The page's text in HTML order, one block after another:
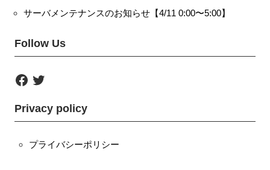
サーバメンテナンスのお知らせ【4/11 0:00〜5:00】
Follow Us
F
a
e
b
o
T
w
t
t
e
Privacy policy
プライバシーポリシー